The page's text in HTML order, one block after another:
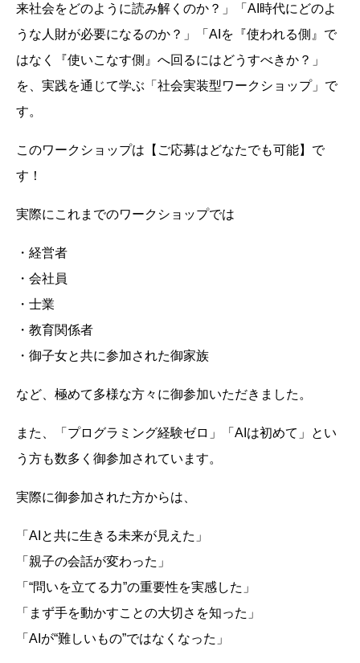
来社会をどのように読み解くのか？」「AI時代にどのよ
うな人財が必要になるのか？」「AIを『使われる側』で
はなく『使いこなす側』へ回るにはどうすべきか？」
を、実践を通じて学ぶ「社会実装型ワークショップ」で
す。
このワークショップは【ご応募はどなたでも可能】で
す！
実際にこれまでのワークショップでは
・経営者
・会社員
・士業
・教育関係者
・御子女と共に参加された御家族
など、極めて多様な方々に御参加いただきました。
また、「プログラミング経験ゼロ」「AIは初めて」とい
う方も数多く御参加されています。
実際に御参加された方からは、
「AIと共に生きる未来が見えた」
「親子の会話が変わった」
「“問いを立てる力”の重要性を実感した」
「まず手を動かすことの大切さを知った」
「AIが“難しいもの”ではなくなった」